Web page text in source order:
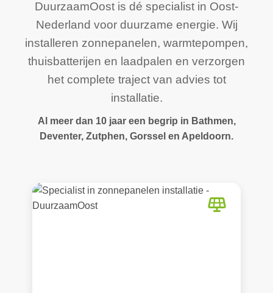
DuurzaamOost is dé specialist in Oost-
Nederland voor duurzame energie. Wij
installeren zonnepanelen, warmtepompen,
thuisbatterijen en laadpalen en verzorgen
het complete traject van advies tot
installatie.
Al meer dan 10 jaar een begrip in Bathmen,
Deventer, Zutphen, Gorssel en Apeldoorn.